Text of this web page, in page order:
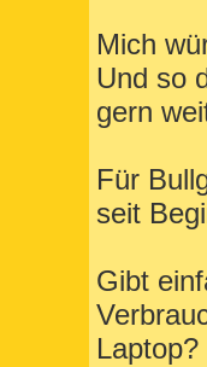
Mich
Und so
gern
Für
seit
Gibt
Laptop?